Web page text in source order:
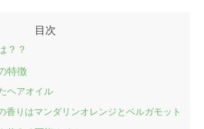
？？
特徴
ヘアオイル
香りはマンダリンオレンジとベルガモット